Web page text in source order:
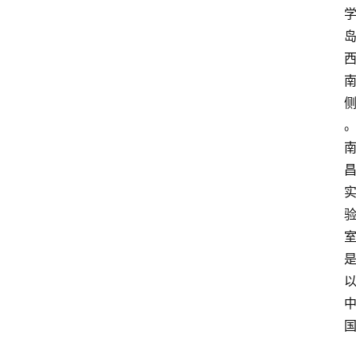
学
岛
西
南
侧
。
南
昌
实
验
室
是
以
中
国